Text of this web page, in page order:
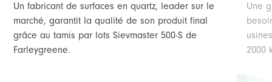
Un fabricant de surfaces en quartz, leader sur le
marché, garantit la qualité de son produit final
grâce au tamis par lots Sievmaster 500-S de
Farleygreene.
Une
2000